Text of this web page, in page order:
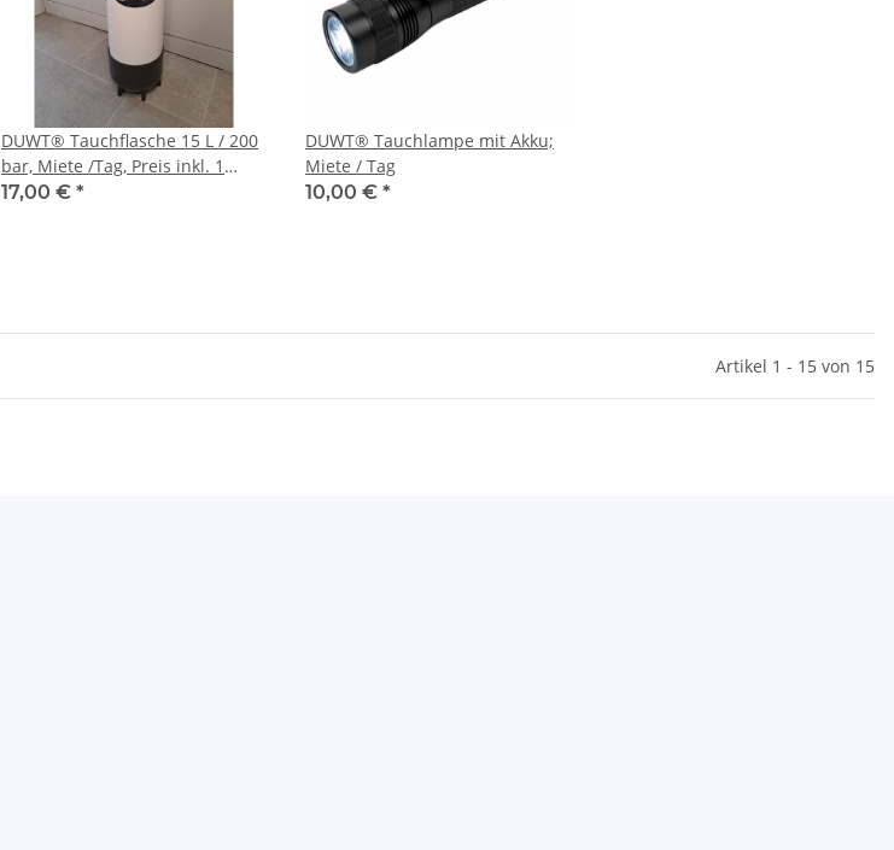
DUWT® Tauchflasche 15 L / 200
bar, Miete /Tag, Preis inkl. 1
Füllung
17,00 € *
DUWT® Tauchlampe mit Akku;
Miete / Tag
10,00 € *
Artikel 1 - 15 von 15